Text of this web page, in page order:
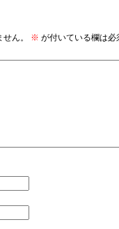
ん。 ※ が付いている欄は必